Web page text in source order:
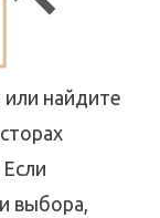
найдите
выбора,